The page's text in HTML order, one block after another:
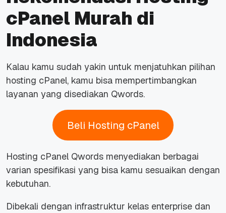
cPanel Murah di
Indonesia
Kalau kamu sudah yakin untuk menjatuhkan pilihan
hosting cPanel, kamu bisa mempertimbangkan
layanan yang disediakan Qwords.
Beli Hosting cPanel
Hosting cPanel Qwords menyediakan berbagai
varian spesifikasi yang bisa kamu sesuaikan dengan
kebutuhan.
Dibekali dengan infrastruktur kelas enterprise dan